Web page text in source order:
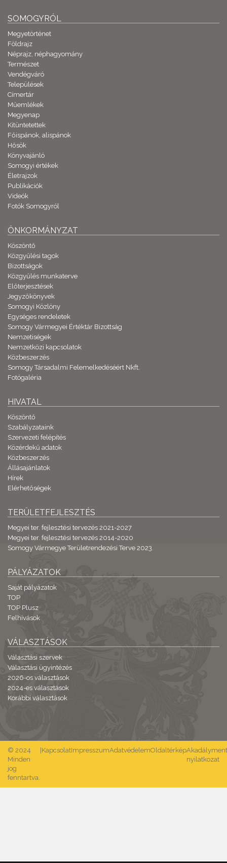
SOMOGYRÓL
Megyetörténet
Földrajz
Néprajz, néphagyomány
Természet
Vendégváró
Települések
Címertár
Műemlékek
Megyenap
Kitüntetettek
Főispánok, alispánok
Hősök
Könyvajánló
Somogyi értékek
Életrajzok
Publikációk
Videók
Fotók Somogyról
ÖNKORMÁNYZAT
Köszöntő
Közgyűlési tagok
Bizottságok
Közgyűlés munkaterve
Előterjesztések
Jegyzőkönyvek
Somogyi Közlöny
Egységes rendeletek
Somogy Vármegyei Értéktár Bizottság
Nemzetiségek
Nemzetközi kapcsolatok
Közbeszerzés
Somogy Társadalmi Felemelkedéséért Nkft.
Fotógaléria
HIVATAL
Köszöntő
Szabályzataink
Szervezeti felépítés
Közérdekű adatok
Közbeszerzés
Állásajánlatok
Hírek
Elérhetőségek
TERÜLETFEJLESZTÉS
Megyei ter. fejlesztési tervezés 2021-2027
Megyei ter. fejlesztési tervezés 2014-2020
Somogy Vármegye Területrendezési Terve 2023.
PÁLYÁZATOK
Saját pályázatok
TOP
TOP Plusz
Felhívások
VÁLASZTÁSOK
Választási szervek
Választási ügyintézés
2026-os választások
2024-es választások
Korábbi választások
© 2024
Minden
jog
fenntartva.
KapcsolatImpresszumAdatvédelemOldaltérkép
nyilatkozat